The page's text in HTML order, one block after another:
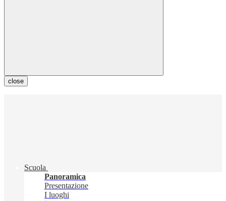
close
Scuola
Panoramica
Presentazione
I luoghi